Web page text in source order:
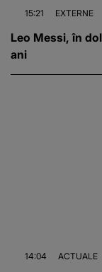
15:21 EXTERNE
Leo Messi, în
ani
14:04 ACTUALE